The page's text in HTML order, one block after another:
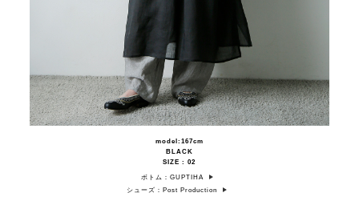
model:167cm
BLACK
SIZE : 02
ボトム：GUPTIHA
シューズ：Post Production